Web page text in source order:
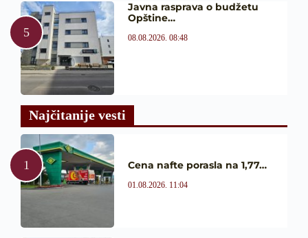
Javna rasprava o budžetu
Opštine…
08.08.2026. 08:48
Najčitanije vesti
Cena nafte porasla na 1,77…
01.08.2026. 11:04